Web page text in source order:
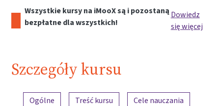
Wszystkie kursy na iMooX są i pozostaną
bezpłatne dla wszystkich!
Dowiedz
się więcej
Szczegóły kursu
Przegląd treści
Ogólne Treść kursu
Cele nauczania